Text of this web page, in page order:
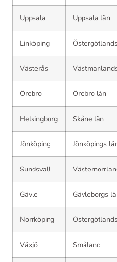
Uppsala Uppsala län
Linköping
Västerås
Örebro Örebro län
Helsingborg Skåne län
Jönköping Jönköpings
Sundsvall
Gävle Gävleborgs
Norrköping
Växjö Småland